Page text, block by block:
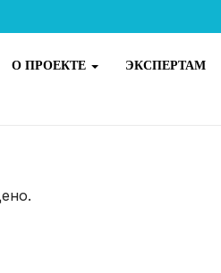
О ПРОЕКТЕ ЭКСПЕРТАМ